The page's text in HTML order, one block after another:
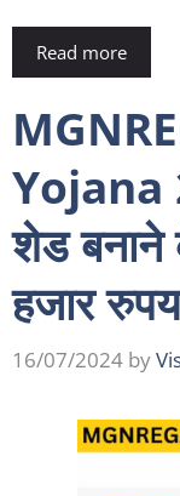
Read more
Yojana
शेड बनाने
हजार
16/07/2024 by